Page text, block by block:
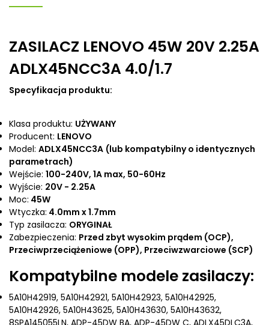
ZASILACZ LENOVO 45W 20V 2.25A
ADLX45NCC3A 4.0/1.7
Specyfikacja produktu:
Klasa produktu: UŻYWANY
Producent: LENOVO
Model: ADLX45NCC3A (lub kompatybilny o identycznych
parametrach)
Wejście: 100-240V, 1A max, 50-60Hz
Wyjście: 20V - 2.25A
Moc: 45W
Wtyczka: 4.0mm x 1.7mm
Typ zasilacza: ORYGINAŁ
Zabezpieczenia: Przed zbyt wysokim prądem (OCP),
Przeciwprzeciążeniowe (OPP), Przeciwzwarciowe (SCP)
Kompatybilne modele zasilaczy:
5A10H42919, 5A10H42921, 5A10H42923, 5A10H42925,
5A10H42926, 5A10H43625, 5A10H43630, 5A10H43632,